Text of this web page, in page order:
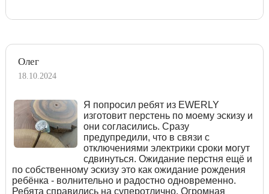
Олег
18.10.2024
Я попросил ребят из EWERLY
изготовит перстень по моему эскизу и
они согласились. Сразу
предупредили, что в связи с
отключениями электрики сроки могут
сдвинуться. Ожидание перстня ещё и
по собственному эскизу это как ожидание рождения
ребёнка - волнительно и радостно одновременно.
Ребята справились на суперотлично. Огромная